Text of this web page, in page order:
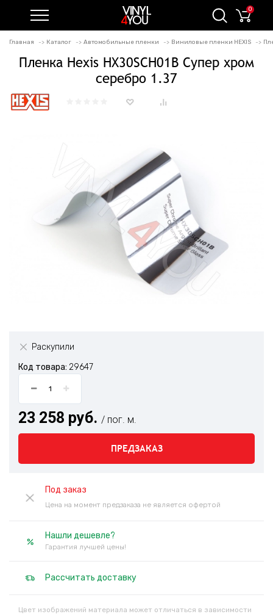
0
Главная Каталог Автомобильные пленки Виниловые пленки HEXIS
Пленка Hexis HX30SCH01B Супер хром
серебро 1.37
Раскупили
Код товара: 29647
23 258 руб. / пог. м.
ПРЕДЗАКАЗ
Под заказ
Цена на момент предзаказа не является офертой
Нашли дешевле?
Гарантия лучшей цены!
Рассчитать доставку
Цвет изображений материала может отличаться в зависимости